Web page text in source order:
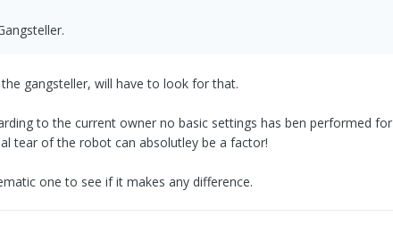
gangsteller, will have to look for that.
to the current owner no basic settings has ben performed for
tear of the robot can absolutley be a factor!
one to see if it makes any difference.